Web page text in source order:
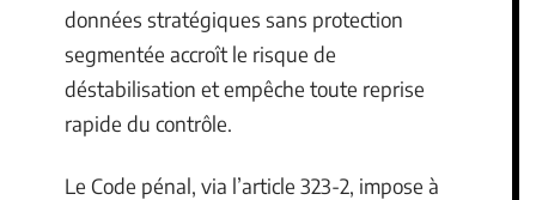
données stratégiques sans protection
segmentée accroît le risque de
déstabilisation et empêche toute reprise
rapide du contrôle.
Le Code pénal, via l’article 323-2, impose à